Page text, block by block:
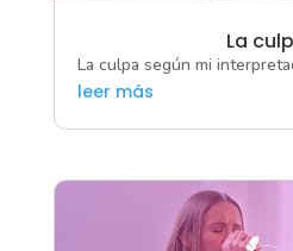
La
La culpa según mi
leer más